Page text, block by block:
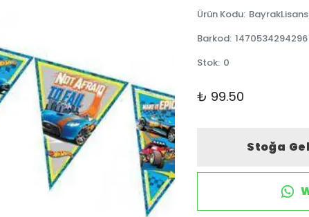
Ürün Kodu:
Barkod: 1470534294296
Stok: 0
₺ 99.50
Stoğa